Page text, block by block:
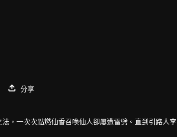
分享
，一次次點燃仙香召喚仙人卻屢遭雷劈。直到引路